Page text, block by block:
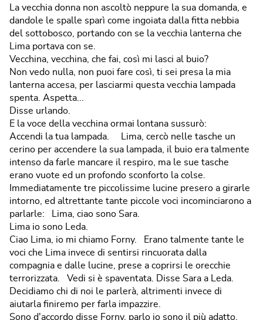
La vecchia donna non ascoltò neppure la sua domanda, e
dandole le spalle sparì come ingoiata dalla fitta nebbia
del sottobosco, portando con se la vecchia lanterna che
Lima portava con se.
Vecchina, vecchina, che fai, così mi lasci al buio?
Non vedo nulla, non puoi fare così, ti sei presa la mia
lanterna accesa, per lasciarmi questa vecchia lampada
spenta. Aspetta...
Disse urlando.
E la voce della vecchina ormai lontana sussurò:
Accendi la tua lampada. Lima, cercò nelle tasche un
cerino per accendere la sua lampada, il buio era talmente
intenso da farle mancare il respiro, ma le sue tasche
erano vuote ed un profondo sconforto la colse.
Immediatamente tre piccolissime lucine presero a girarle
intorno, ed altrettante tante piccole voci incominciarono a
parlarle: Lima, ciao sono Sara.
Lima io sono Leda.
Ciao Lima, io mi chiamo Forny. Erano talmente tante le
voci che Lima invece di sentirsi rincuorata dalla
compagnia e dalle lucine, prese a coprirsi le orecchie
terrorizzata. Vedi si è spaventata. Disse Sara a Leda.
Decidiamo chi di noi le parlerà, altrimenti invece di
aiutarla finiremo per farla impazzire.
Sono d'accordo disse Forny, parlo io sono il più adatto.